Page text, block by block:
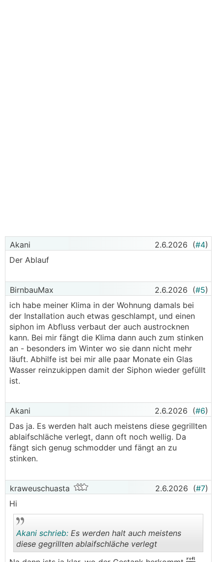
Akani 2.6.2026 (#4)
Der Ablauf
BirnbauMax 2.6.2026 (#5)
ich habe meiner Klima in der Wohnung damals bei
der Installation auch etwas geschlampt, und einen
siphon im Abfluss verbaut der auch austrocknen
kann. Bei mir fängt die Klima dann auch zum stinken
an - besonders im Winter wo sie dann nicht mehr
läuft. Abhilfe ist bei mir alle paar Monate ein Glas
Wasser reinzukippen damit der Siphon wieder gefüllt
ist.
Akani 2.6.2026 (#6)
Das ja. Es werden halt auch meistens diese gegrillten
ablaifschläche verlegt, dann oft noch wellig. Da
fängt sich genug schmodder und fängt an zu
stinken.
kraweuschuasta 2.6.2026 (#7)
Hi
Akani schrieb: Es werden halt auch meistens
diese gegrillten ablaifschläche verlegt